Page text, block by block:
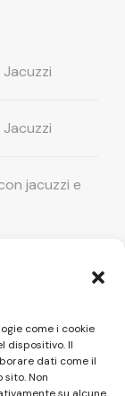
come i cookie
dispositivo. Il
dati come il
Non
jacuzzi e
Il tuo relax